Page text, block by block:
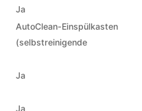
Ja
AutoClean-Einspülkasten
(selbstreinigende
Ja
Ja